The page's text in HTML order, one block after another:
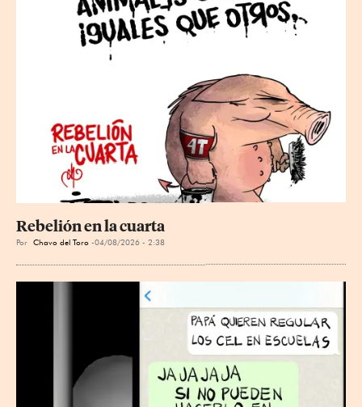
Rebelión en la cuarta
Por Chavo del Toro 04/08/2026 - 2:38